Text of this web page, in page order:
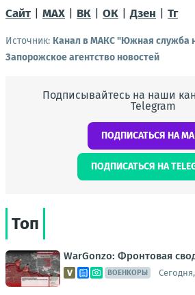
Сайт
MAX ВК ОК |Дзен Тг
Источник: Канал в МАКС "Южная служба
Запорожское агентство новостей
Подписывайтесь на наши
Telegram
ПОДПИСАТЬСЯ НА
ПОДПИСАТЬСЯ НА
Топ
WarGonzo: Фронтовая
ВОЕНКОРЫ